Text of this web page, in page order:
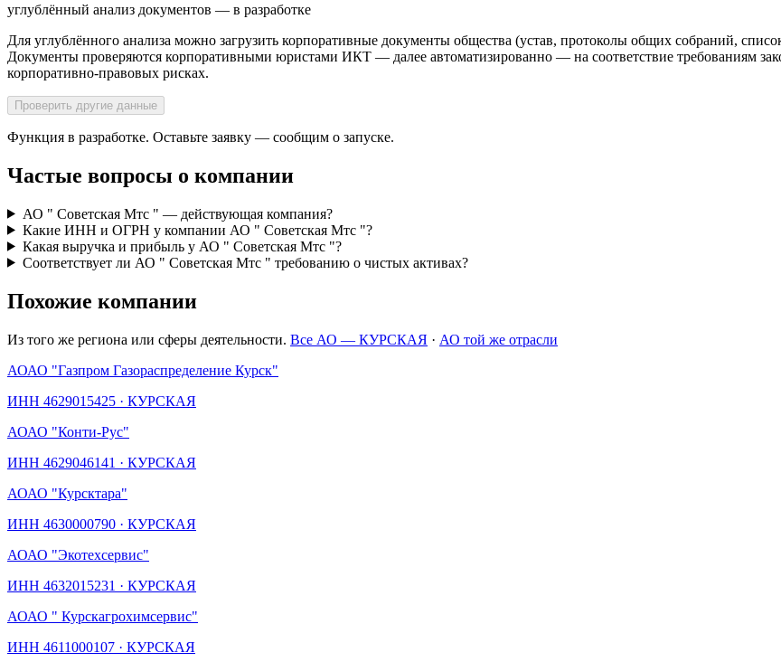
углублённый анализ документов — в разработке
Для углублённого анализа можно загрузить корпоративные документы общества (устав, протоколы общих собраний,
Документы проверяются корпоративными юристами ИКТ — далее автоматизированно — на соответствие требованиям
корпоративно-правовых рисках.
Проверить другие данные
Функция в разработке. Оставьте заявку — сообщим о запуске.
Частые вопросы о компании
АО " Советская Мтс " — действующая компания?
Какие ИНН и ОГРН у компании АО " Советская Мтс "?
Какая выручка и прибыль у АО " Советская Мтс "?
Соответствует ли АО " Советская Мтс " требованию о чистых активах?
Похожие компании
Из того же региона или сферы деятельности. Все АО — КУРСКАЯ · АО той же отрасли
АОАО "Газпром Газораспределение Курск"
ИНН 4629015425 · КУРСКАЯ
АОАО "Конти-Рус"
ИНН 4629046141 · КУРСКАЯ
АОАО "Курсктара"
ИНН 4630000790 · КУРСКАЯ
АОАО "Экотехсервис"
ИНН 4632015231 · КУРСКАЯ
АОАО " Курскагрохимсервис"
ИНН 4611000107 · КУРСКАЯ